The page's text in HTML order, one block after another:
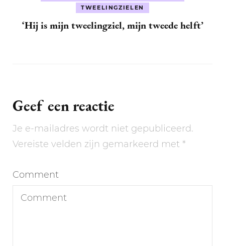
TWEELINGZIELEN
‘Hij is mijn tweelingziel, mijn tweede helft’
Geef een reactie
Je e-mailadres wordt niet gepubliceerd.
Vereiste velden zijn gemarkeerd met *
Comment